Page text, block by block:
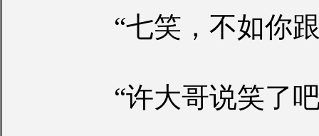
“七笑，不如你
“许大哥说笑了